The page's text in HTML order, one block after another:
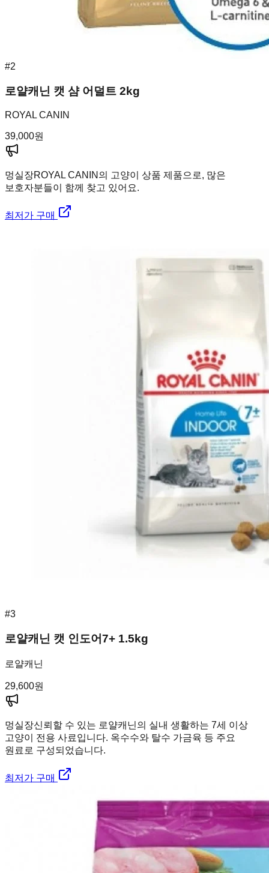
#2
로얄캐닌 캣 샴 어덜트 2kg
ROYAL CANIN
39,000원
멍실장ROYAL CANIN의 고양이 상품 제품으로, 많은
보호자분들이 함께 찾고 있어요.
최저가 구매
#3
로얄캐닌 캣 인도어7+ 1.5kg
로얄캐닌
29,600원
멍실장신뢰할 수 있는 로얄캐닌의 실내 생활하는 7세 이상
고양이 전용 사료입니다. 옥수수와 탈수 가금육 등 주요
원료로 구성되었습니다.
최저가 구매